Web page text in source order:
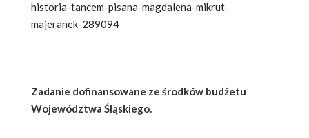
historia-tancem-pisana-magdalena-mikrut-
majeranek-289094
Zadanie dofinansowane ze środków budżetu
Województwa Śląskiego.